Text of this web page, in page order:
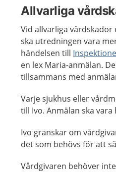
Allvarliga
Vid allvarliga
ska utredningen vara
händelsen till
en lex Maria-anmälan.
tillsammans med
Varje sjukhus eller
till Ivo. Anmälan ska
Ivo granskar om
det som behövs för att
Vårdgivaren behöver